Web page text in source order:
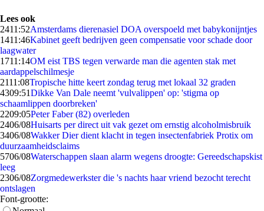
Lees ook
2411:52Amsterdams dierenasiel DOA overspoeld met babykonijntjes
1411:46Kabinet geeft bedrijven geen compensatie voor schade door
laagwater
1711:14OM eist TBS tegen verwarde man die agenten stak met
aardappelschilmesje
2111:08Tropische hitte keert zondag terug met lokaal 32 graden
4309:51Dikke Van Dale neemt 'vulvalippen' op: 'stigma op
schaamlippen doorbreken'
2209:05Peter Faber (82) overleden
2406/08Huisarts per direct uit vak gezet om ernstig alcoholmisbruik
3406/08Wakker Dier dient klacht in tegen insectenfabriek Protix om
duurzaamheidsclaims
5706/08Waterschappen slaan alarm wegens droogte: Gereedschapskist
leeg
2306/08Zorgmedewerkster die 's nachts haar vriend bezocht terecht
ontslagen
Font-grootte: